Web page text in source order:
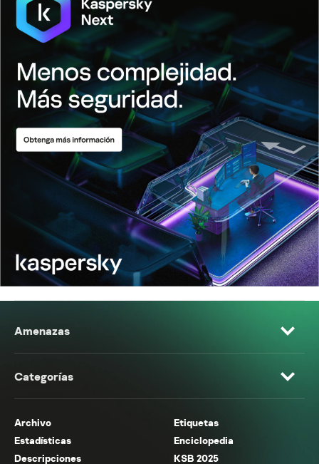
Amenazas
Categorías
Archivo
Etiquetas
Estadísticas
Enciclopedia
Descripciones
KSB 2025